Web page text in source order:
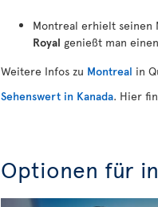
Montreal erhielt seinen
Royal genießt man
Weitere Infos zu Montreal in
Sehenswert in Kanada. Hier
Optionen für